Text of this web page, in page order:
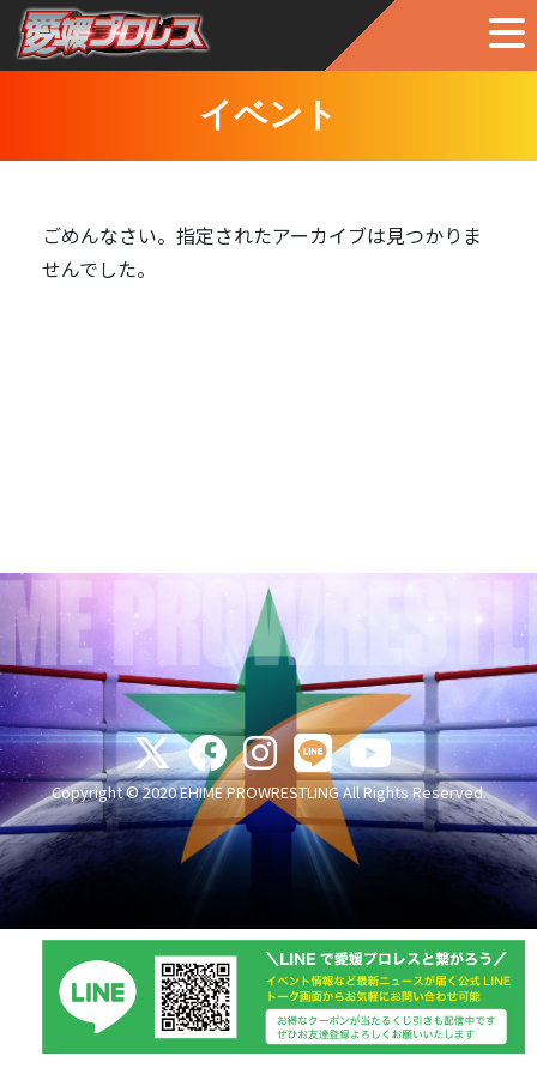
イベント
ごめんなさい。指定されたアーカイブは見つかりま
せんでした。
Copyright © 2020 EHIME PROWRESTLING All Rights Reserved.